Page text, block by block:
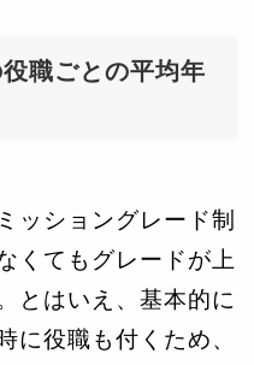
職ごとの平均年
ッショングレード制
くてもグレードが上
とはいえ、基本的に
に役職も付くため、